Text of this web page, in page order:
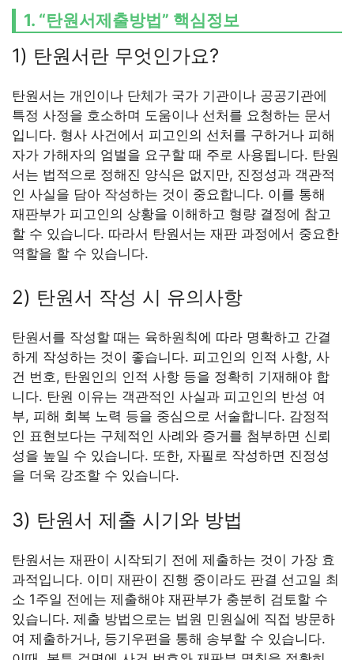
1. “탄원서제출방법” 핵심정보
1) 탄원서란 무엇인가요?
탄원서는 개인이나 단체가 국가 기관이나 공공기관에
특정 사정을 호소하며 도움이나 선처를 요청하는 문서
입니다. 형사 사건에서 피고인의 선처를 구하거나 피해
자가 가해자의 엄벌을 요구할 때 주로 사용됩니다. 탄원
서는 법적으로 정해진 양식은 없지만, 진정성과 객관적
인 사실을 담아 작성하는 것이 중요합니다. 이를 통해
재판부가 피고인의 상황을 이해하고 형량 결정에 참고
할 수 있습니다. 따라서 탄원서는 재판 과정에서 중요한
역할을 할 수 있습니다.
2) 탄원서 작성 시 유의사항
탄원서를 작성할 때는 육하원칙에 따라 명확하고 간결
하게 작성하는 것이 좋습니다. 피고인의 인적 사항, 사
건 번호, 탄원인의 인적 사항 등을 정확히 기재해야 합
니다. 탄원 이유는 객관적인 사실과 피고인의 반성 여
부, 피해 회복 노력 등을 중심으로 서술합니다. 감정적
인 표현보다는 구체적인 사례와 증거를 첨부하면 신뢰
성을 높일 수 있습니다. 또한, 자필로 작성하면 진정성
을 더욱 강조할 수 있습니다.
3) 탄원서 제출 시기와 방법
탄원서는 재판이 시작되기 전에 제출하는 것이 가장 효
과적입니다. 이미 재판이 진행 중이라도 판결 선고일 최
소 1주일 전에는 제출해야 재판부가 충분히 검토할 수
있습니다. 제출 방법으로는 법원 민원실에 직접 방문하
여 제출하거나, 등기우편을 통해 송부할 수 있습니다.